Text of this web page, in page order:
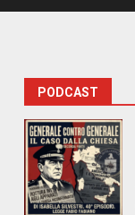
PODCAST